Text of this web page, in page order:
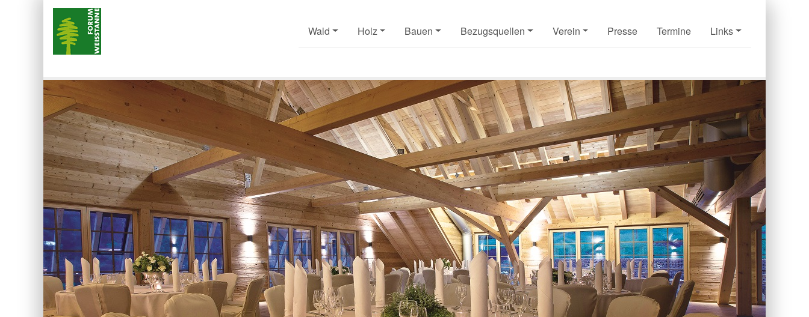
Wald Holz Bauen Bezugsquellen Verein Presse Termine Links